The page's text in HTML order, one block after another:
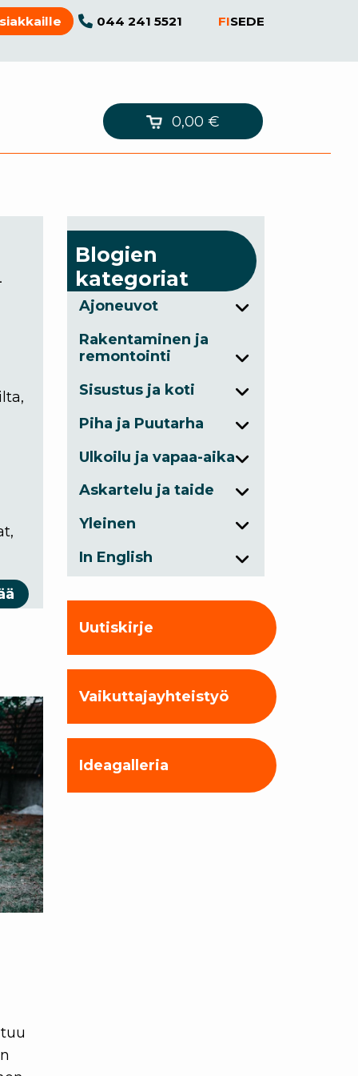
044 241 5521 FISEDE
0,00 €
Blogien
kategoriat
Ajoneuvot
Rakentaminen ja
remontointi
Sisustus ja koti
Piha ja Puutarha
Ulkoilu ja vapaa-aika
Askartelu ja taide
Yleinen
In English
Uutiskirje
Vaikuttajayhteistyö
Ideagalleria